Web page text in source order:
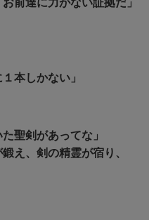
本しかない」
聖剣があってな」
え、剣の精霊が宿り、